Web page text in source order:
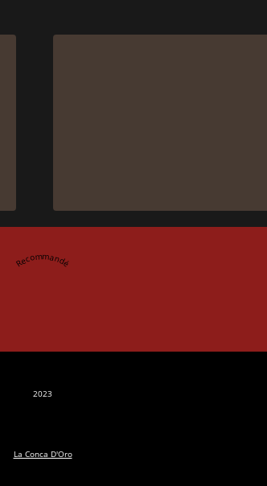
Recommandé
2023
La Conca D'Oro